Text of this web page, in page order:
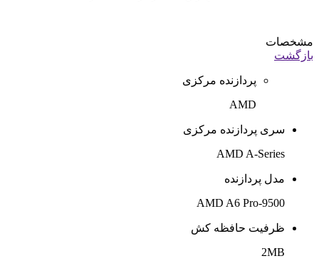
مشخصات
بازگشت
پردازنده مرکزی
AMD
سری پردازنده مرکزی
AMD A-Series
مدل پردازنده
AMD A6 Pro-9500
ظرفیت حافظه کش
2MB